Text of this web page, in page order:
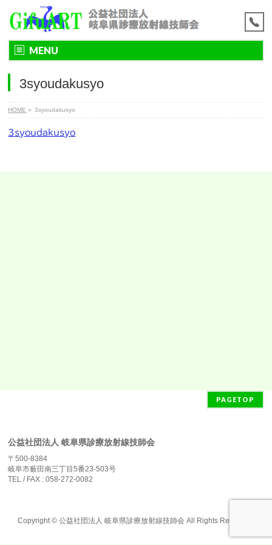
MENU
3syoudakusyo
HOME » 3syoudakusyo
3syoudakusyo
PAGETOP
公益社団法人 岐阜県診療放射線技師会
〒500-8384
岐阜市薮田南三丁目5番23-503号
TEL / FAX : 058-272-0082
Copyright ©公益社団法人 岐阜県診療放射線技師会 All Rights Reserved.